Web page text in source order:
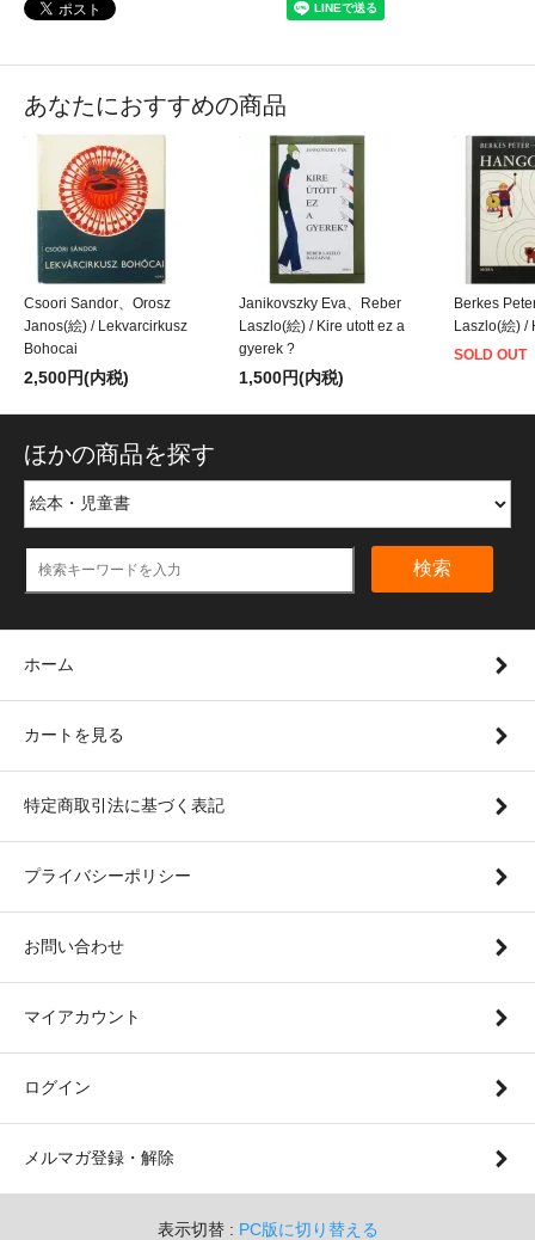
あなたにおすすめの商品
Csoori Sandor、Orosz
Janos(絵) / Lekvarcirkusz
Bohocai
2,500円(内税)
Janikovszky Eva、Reber
Laszlo(絵) / Kire utott ez a
gyerek ?
1,500円(内税)
Berkes
Laszlo(絵) /
SOLD OUT
ほかの商品を探す
検索
ホーム
カートを見る
特定商取引法に基づく表記
プライバシーポリシー
お問い合わせ
マイアカウント
ログイン
メルマガ登録・解除
表示切替 : PC版に切り替える